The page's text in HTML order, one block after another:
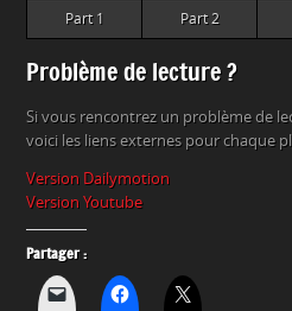
Part 1 Part 2
Problème de lecture ?
Si vous rencontrez un problème de
voici les liens externes pour chaque
Version Dailymotion
Version Youtube
Partager :